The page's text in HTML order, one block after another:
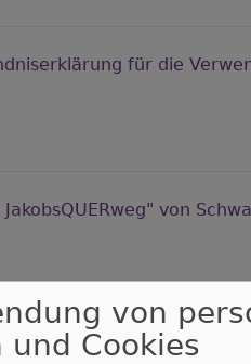
für die
von
von
von
und Cookies